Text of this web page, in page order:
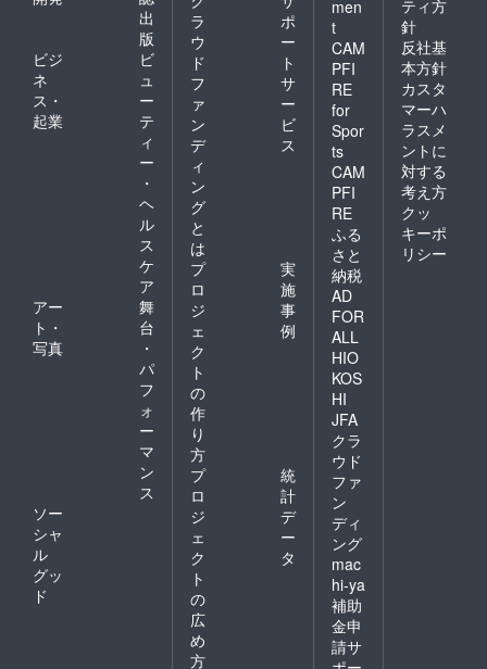
出
版
ビジ
ネ
ス・
起業
ビ
ュ
ー
テ
ィ
ー
・
ヘ
ル
ス
ケ
ア
アー
ト・
写真
舞
台
・
パ
フ
ォ
ー
マ
ン
ス
ソー
シャ
ル
グッ
ド
ラ
ウ
ド
フ
ァ
ン
デ
ィ
ン
グ
と
は
ポ
ー
ト
サ
ー
ビ
ス
プ
ロ
ジ
ェ
ク
ト
の
作
り
方
実
施
事
例
プ
ロ
ジ
ェ
ク
ト
の
広
め
方
統
計
デ
ー
タ
men
t
CAM
PFI
RE
for
Spor
ts
CAM
PFI
RE
ふる
さと
納税
AD
FOR
ALL
HIO
KOS
HI
JFA
クラ
ウド
ファ
ン
ディ
ング
mac
hi-ya
補助
金申
請サ
ティ方
針
反社基
本方針
カスタ
マーハ
ラスメ
ントに
対する
考え方
クッ
キーポ
リシー